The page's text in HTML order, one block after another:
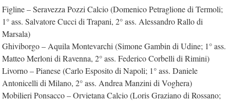
Figline – Seravezza Pozzi Calcio (Domenico Petraglione di Termoli;
1° ass. Salvatore Cucci di Trapani, 2° ass. Alessandro Rallo di
Marsala)
Ghiviborgo – Aquila Montevarchi (Simone Gambin di Udine; 1° ass.
Matteo Merloni di Ravenna, 2° ass. Federico Corbelli di Rimini)
Livorno – Pianese (Carlo Esposito di Napoli; 1° ass. Daniele
Antonicelli di Milano, 2° ass. Andrea Manzini di Voghera)
Mobilieri Ponsacco – Orvietana Calcio (Loris Graziano di Rossano;